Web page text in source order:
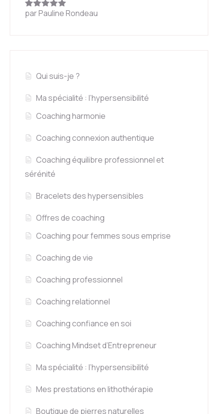
Note5sur
par Pauline Rondeau
Qui suis-je ?
Ma spécialité : l’hypersensibilité
Coaching harmonie
Coaching connexion authentique
Coaching équilibre professionnel et
sérénité
Bracelets des hypersensibles
Offres de coaching
Coaching pour femmes sous emprise
Coaching de vie
Coaching professionnel
Coaching relationnel
Coaching confiance en soi
Coaching Mindset d’Entrepreneur
Ma spécialité : l’hypersensibilité
Mes prestations en lithothérapie
Boutique de pierres naturelles